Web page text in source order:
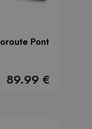
Pont
89.99 €